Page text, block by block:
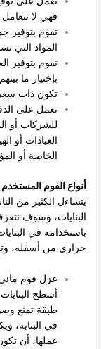
فهي لا تتعامل
تقوم بتوفير
المواد التي
تقوم بتوفير
بإختيار ما
تكون ذات
تعمل على
للشركات أو
العيادات أو
الخاصة أو
أنواع الفوم
يتساءل الكثير من
البنايات، وسوف
باستخدامه في
حراري من أسفله،
عزل فوم
أسطح
طبقة تمنع
في البناية،
عملها، أن